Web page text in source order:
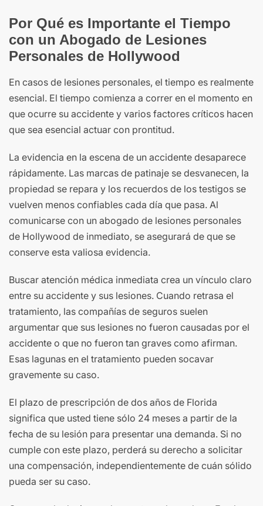
Por Qué es Importante el Tiempo
con un Abogado de Lesiones
Personales de Hollywood
En casos de lesiones personales, el tiempo es realmente
esencial. El tiempo comienza a correr en el momento en
que ocurre su accidente y varios factores críticos hacen
que sea esencial actuar con prontitud.
La evidencia en la escena de un accidente desaparece
rápidamente. Las marcas de patinaje se desvanecen, la
propiedad se repara y los recuerdos de los testigos se
vuelven menos confiables cada día que pasa. Al
comunicarse con un abogado de lesiones personales
de Hollywood de inmediato, se asegurará de que se
conserve esta valiosa evidencia.
Buscar atención médica inmediata crea un vínculo claro
entre su accidente y sus lesiones. Cuando retrasa el
tratamiento, las compañías de seguros suelen
argumentar que sus lesiones no fueron causadas por el
accidente o que no fueron tan graves como afirman.
Esas lagunas en el tratamiento pueden socavar
gravemente su caso.
El plazo de prescripción de dos años de Florida
significa que usted tiene sólo 24 meses a partir de la
fecha de su lesión para presentar una demanda. Si no
cumple con este plazo, perderá su derecho a solicitar
una compensación, independientemente de cuán sólido
pueda ser su caso.